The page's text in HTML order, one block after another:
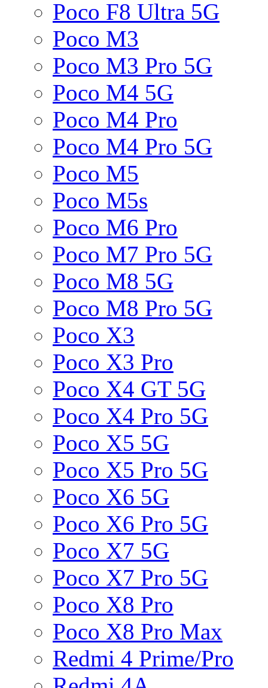
Poco F8 Ultra 5G
Poco M3
Poco M3 Pro 5G
Poco M4 5G
Poco M4 Pro
Poco M4 Pro 5G
Poco M5
Poco M5s
Poco M6 Pro
Poco M7 Pro 5G
Poco M8 5G
Poco M8 Pro 5G
Poco X3
Poco X3 Pro
Poco X4 GT 5G
Poco X4 Pro 5G
Poco X5 5G
Poco X5 Pro 5G
Poco X6 5G
Poco X6 Pro 5G
Poco X7 5G
Poco X7 Pro 5G
Poco X8 Pro
Poco X8 Pro Max
Redmi 4 Prime/Pro